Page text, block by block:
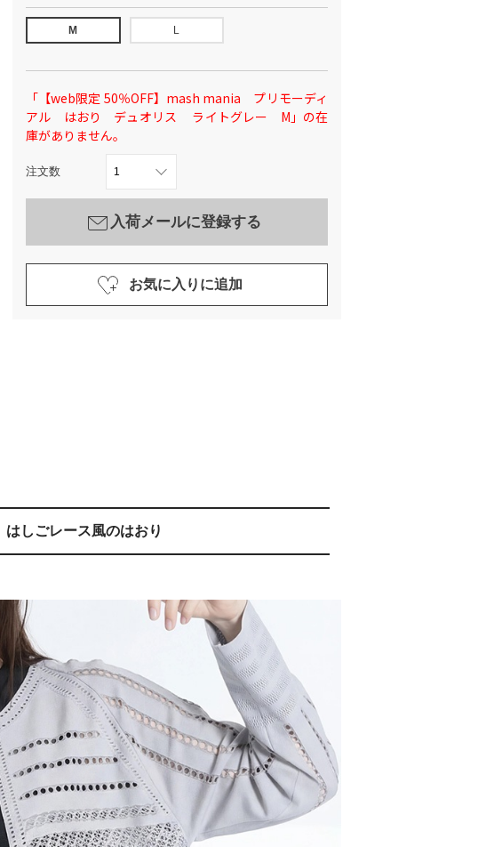
M L
「【web限定 50％OFF】mash mania プリモーディ
アル はおり デュオリス ライトグレー M」の在
庫がありません。
注文数
入荷メールに登録する
お気に入りに追加
はしごレース風のはおり